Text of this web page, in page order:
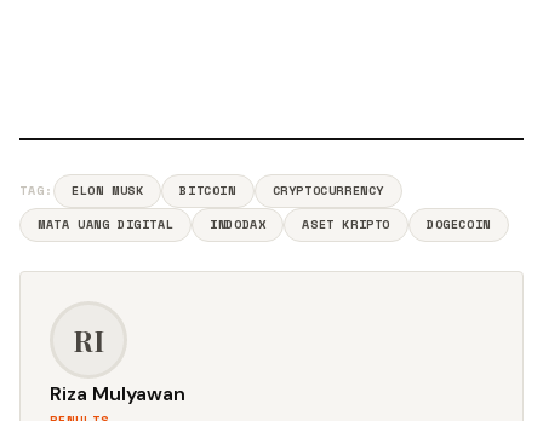
TAG: ELON MUSK BITCOIN
CRYPTOCURRENCY
MATA UANG DIGITAL
INDODAX ASET KRIPTO DOGECOIN
RI
Riza Mulyawan